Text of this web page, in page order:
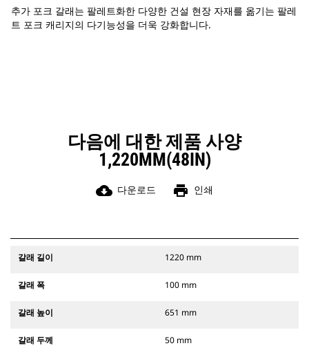
추가 포크 갈래는 팔레트화한 다양한 건설 현장 자재를 옮기는 팔레
트 포크 캐리지의 다기능성을 더욱 강화합니다.
다음에 대한 제품 사양
1,220MM(48IN)
cloud_download 다운로드 print 인쇄
갈래 길이 1220 mm
갈래 폭 100 mm
갈래 높이 651 mm
갈래 두께 50 mm